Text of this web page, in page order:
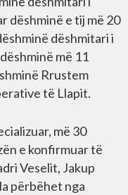
dëshminë e tij më 20
dëshmitari i
më 11
Rrustem
të Llapit.
më 30
e konfirmuar të
Veselit, Jakup
përbëhet nga